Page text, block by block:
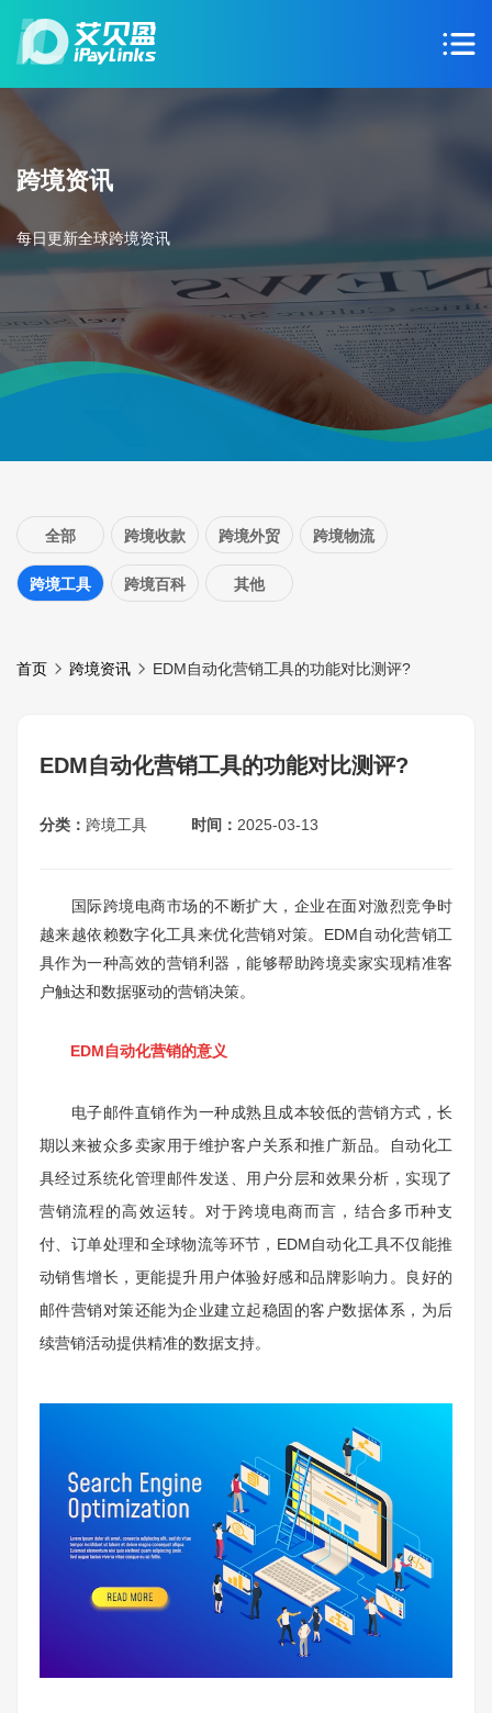
跨境资讯
每日更新全球跨境资讯
全部 跨境收款 跨境外贸 跨境物流
跨境工具 跨境百科 其他
首页 跨境资讯 EDM自动化营销工具的功能对比测评?
EDM自动化营销工具的功能对比测评?
分类： 跨境工具 时间： 2025-03-13
国际跨境电商市场的不断扩大，企业在面对激烈竞争时
越来越依赖数字化工具来优化营销对策。EDM自动化营销工
具作为一种高效的营销利器，能够帮助跨境卖家实现精准客
户触达和数据驱动的营销决策。
EDM自动化营销的意义
电子邮件直销作为一种成熟且成本较低的营销方式，长
期以来被众多卖家用于维护客户关系和推广新品。自动化工
具经过系统化管理邮件发送、用户分层和效果分析，实现了
营销流程的高效运转。对于跨境电商而言，结合多币种支
付、订单处理和全球物流等环节，EDM自动化工具不仅能推
动销售增长，更能提升用户体验好感和品牌影响力。良好的
邮件营销对策还能为企业建立起稳固的客户数据体系，为后
续营销活动提供精准的数据支持。